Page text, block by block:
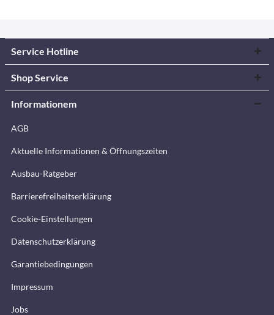
Service Hotline
Shop Service
Informationem
AGB
Aktuelle Informationen & Öffnungszeiten
Ausbau-Ratgeber
Barrierefreiheitserklärung
Cookie-Einstellungen
Datenschutzerklärung
Garantiebedingungen
Impressum
Jobs